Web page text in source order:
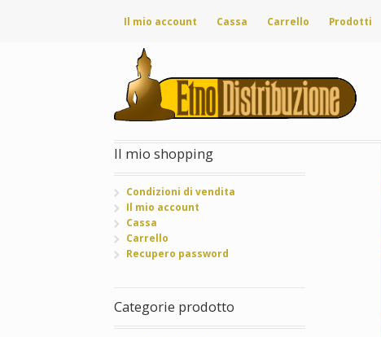
Il mio account Cassa Carrello Prodotti
Il mio shopping
Condizioni di vendita
Il mio account
Cassa
Carrello
Recupero password
Categorie prodotto